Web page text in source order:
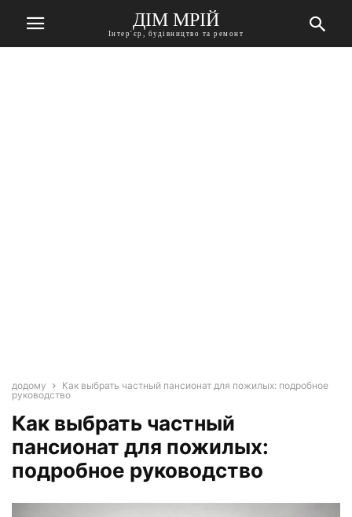
ДІМ МРІЙ
Інтер'єр, будівництво та ремонт
додому
Как выбрать частный пансионат для пожилых: подробное
руководство
Как выбрать частный
пансионат для пожилых:
подробное руководство